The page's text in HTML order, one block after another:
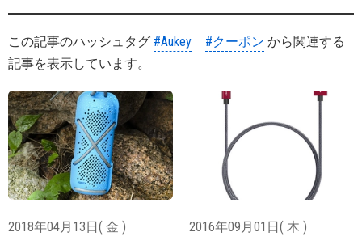
この記事のハッシュタグ #Aukey #クーポン から関連する
記事を表示しています。
2018年04月13日( 金 ) 2016年09月01日( 木 )